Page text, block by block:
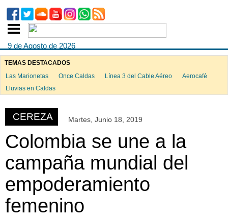
9 de Agosto de 2026
TEMAS DESTACADOS
Las Marionetas
Once Caldas Línea 3 del Cable Aéreo
Aerocafé
Lluvias en Caldas
CEREZA Martes, Junio 18, 2019
Colombia se une a la
campaña mundial del
empoderamiento
femenino